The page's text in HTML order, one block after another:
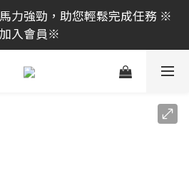
NT$599 即享免運費，工具補貨
立即逛活動商品
力強勁，助您輕鬆完成任務 ※
加入會員※
NT$599 即享免運費，工具補貨
立即逛活動商品